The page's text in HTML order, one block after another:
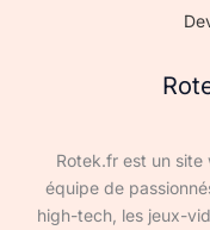
Rotek.fr est un site
équipe de
high-tech, les jeux-